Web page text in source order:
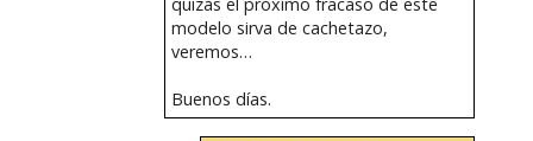
quizás el próximo fracaso de este
modelo sirva de cachetazo,
veremos…
Buenos días.